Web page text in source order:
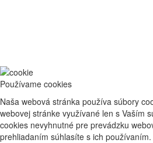
Používame cookies
Naša webová stránka používa súbory
webovej stránke využívané len s Vaším
cookies nevyhnutné pre prevádzku
prehliadaním súhlasíte s ich používaním.